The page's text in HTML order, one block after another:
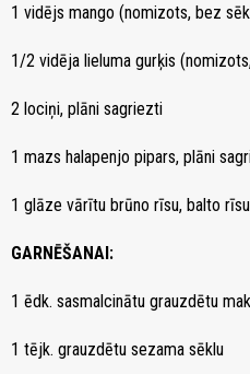
1 vidējs mango (nomizots, bez
1/2 vidēja lieluma gurķis
2 lociņi, plāni sagriezti
1 mazs halapenjo pipars, plāni
1 glāze vārītu brūno rīsu, balto
GARNĒŠANAI:
1 ēdk. sasmalcinātu grauzdētu
1 tējk. grauzdētu sezama sēklu